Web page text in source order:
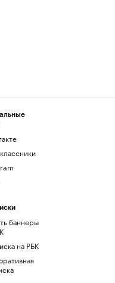
баннеры
на РБК